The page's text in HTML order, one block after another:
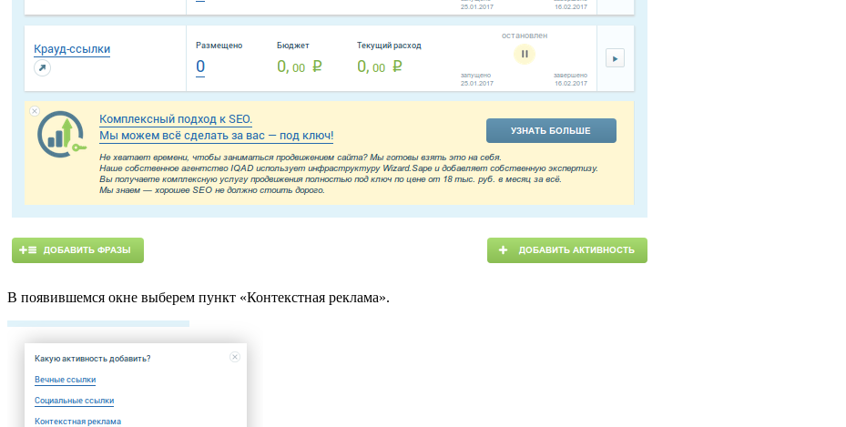
В появившемся окне выберем пункт «Контекстная реклама».